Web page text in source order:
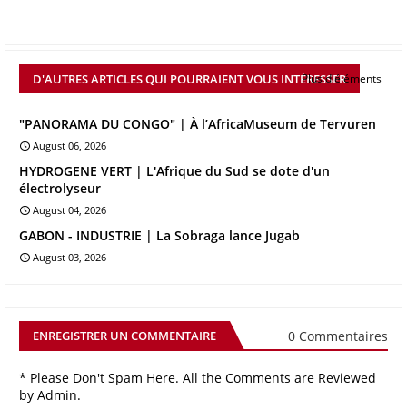
D'AUTRES ARTICLES QUI POURRAIENT VOUS INTÉRESSER
Plus d'éléments
"PANORAMA DU CONGO" | À l’AfricaMuseum de Tervuren
August 06, 2026
HYDROGENE VERT | L'Afrique du Sud se dote d'un
électrolyseur
August 04, 2026
GABON - INDUSTRIE | La Sobraga lance Jugab
August 03, 2026
ENREGISTRER UN COMMENTAIRE 0 Commentaires
* Please Don't Spam Here. All the Comments are Reviewed
by Admin.